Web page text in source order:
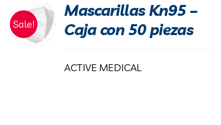
Sale!
Mascarillas Kn95 –
Caja con 50 piezas
ACTIVE MEDICAL